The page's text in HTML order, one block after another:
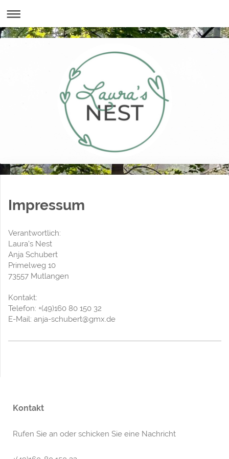
Impressum
Verantwortlich:
Laura's Nest
Anja Schubert
Primelweg 10
73557 Mutlangen
Kontakt:
Telefon: +(49)160 80 150 32
E-Mail: anja-schubert@gmx.de
Kontakt
Rufen Sie an oder schicken Sie eine Nachricht